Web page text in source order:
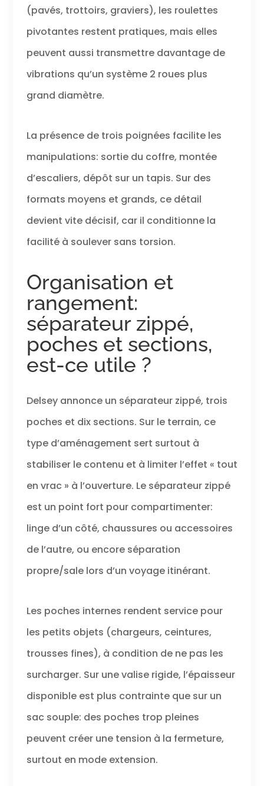
(pavés, trottoirs, graviers), les roulettes
pivotantes restent pratiques, mais elles
peuvent aussi transmettre davantage de
vibrations qu’un système 2 roues plus
grand diamètre.
La présence de trois poignées facilite les
manipulations: sortie du coffre, montée
d’escaliers, dépôt sur un tapis. Sur des
formats moyens et grands, ce détail
devient vite décisif, car il conditionne la
facilité à soulever sans torsion.
Organisation et
rangement:
séparateur zippé,
poches et sections,
est-ce utile ?
Delsey annonce un séparateur zippé, trois
poches et dix sections. Sur le terrain, ce
type d’aménagement sert surtout à
stabiliser le contenu et à limiter l’effet « tout
en vrac » à l’ouverture. Le séparateur zippé
est un point fort pour compartimenter:
linge d’un côté, chaussures ou accessoires
de l’autre, ou encore séparation
propre/sale lors d’un voyage itinérant.
Les poches internes rendent service pour
les petits objets (chargeurs, ceintures,
trousses fines), à condition de ne pas les
surcharger. Sur une valise rigide, l’épaisseur
disponible est plus contrainte que sur un
sac souple: des poches trop pleines
peuvent créer une tension à la fermeture,
surtout en mode extension.